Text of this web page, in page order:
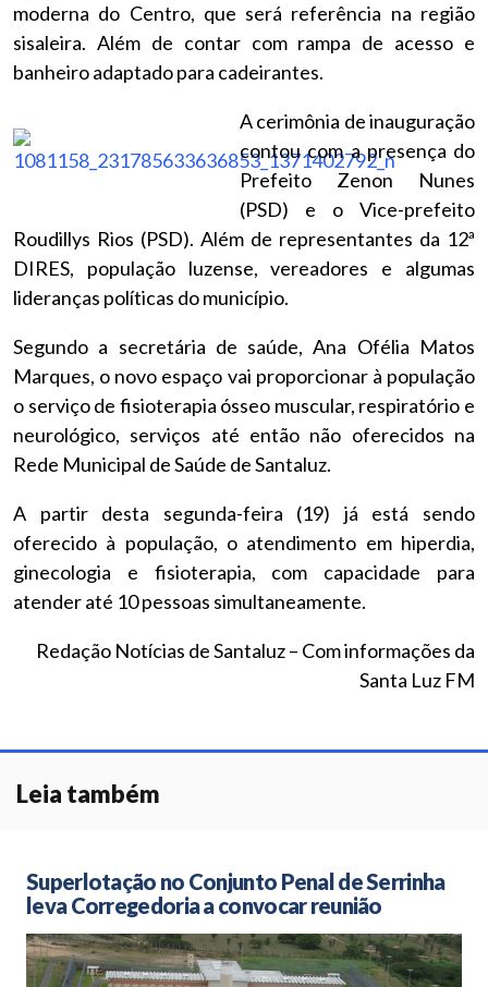
moderna do Centro, que será referência na região
sisaleira. Além de contar com rampa de acesso e
banheiro adaptado para cadeirantes.
A cerimônia de inauguração
contou com a presença do
Prefeito Zenon Nunes
(PSD) e o Vice-prefeito
Roudillys Rios (PSD). Além de representantes da 12ª
DIRES, população luzense, vereadores e algumas
lideranças políticas do município.
Segundo a secretária de saúde, Ana Ofélia Matos
Marques, o novo espaço vai proporcionar à população
o serviço de fisioterapia ósseo muscular, respiratório e
neurológico, serviços até então não oferecidos na
Rede Municipal de Saúde de Santaluz.
A partir desta segunda-feira (19) já está sendo
oferecido à população, o atendimento em hiperdia,
ginecologia e fisioterapia, com capacidade para
atender até 10 pessoas simultaneamente.
Redação Notícias de Santaluz – Com informações da
Santa Luz FM
Leia também
Superlotação no Conjunto Penal de Serrinha
leva Corregedoria a convocar reunião